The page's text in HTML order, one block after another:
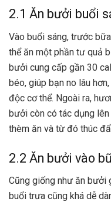
2.1 Ăn bưởi buổi
Vào buổi sáng, trước
thể ăn một phần tư quả
bưởi cung cấp gần 30
béo, giúp bạn no lâu
độc cơ thể. Ngoài ra,
bưởi còn có tác dụng
thèm ăn và từ đó thúc
2.2 Ăn bưởi vào
Cũng giống như ăn bưởi
buổi trưa cũng khá dễ